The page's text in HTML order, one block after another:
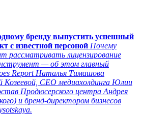
бренду выпустить успешный
с известной персоной Почему
рассматривать лицензирование
— об этом главный
Report Наталья Тимашова
Козеевой, СЕО медиахолдинга Юлии
Продюсерского центра Андрея
и бренд-директором бизнесов